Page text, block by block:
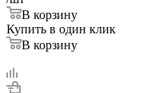
В корзину
Купить в один клик
В корзину